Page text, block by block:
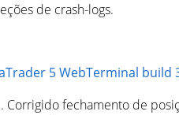
de crash-logs.
5 WebTerminal build
Corrigido fechamento de